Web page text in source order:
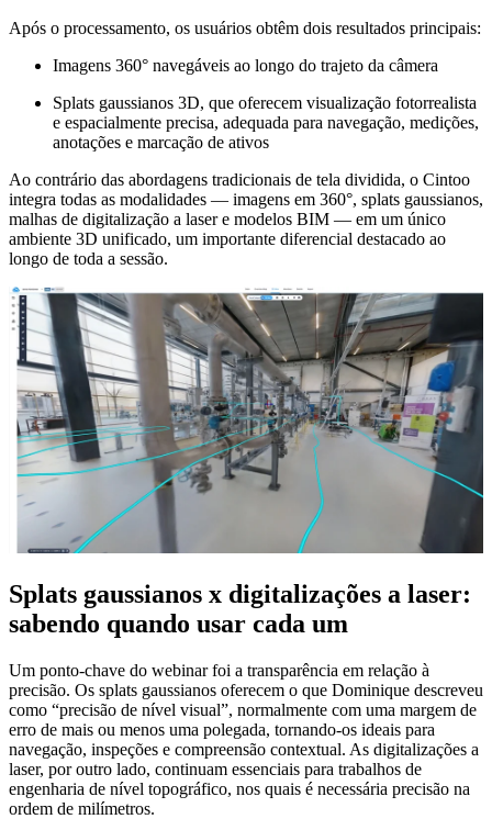
Após o processamento, os usuários obtêm dois resultados principais:
Imagens 360° navegáveis ao longo do trajeto da câmera
Splats gaussianos 3D, que oferecem visualização fotorrealista
e espacialmente precisa, adequada para navegação, medições,
anotações e marcação de ativos
Ao contrário das abordagens tradicionais de tela dividida, o Cintoo
integra todas as modalidades — imagens em 360°, splats gaussianos,
malhas de digitalização a laser e modelos BIM — em um único
ambiente 3D unificado, um importante diferencial destacado ao
longo de toda a sessão.
Splats gaussianos x digitalizações a laser:
sabendo quando usar cada um
Um ponto-chave do webinar foi a transparência em relação à
precisão. Os splats gaussianos oferecem o que Dominique descreveu
como “precisão de nível visual”, normalmente com uma margem de
erro de mais ou menos uma polegada, tornando-os ideais para
navegação, inspeções e compreensão contextual. As digitalizações a
laser, por outro lado, continuam essenciais para trabalhos de
engenharia de nível topográfico, nos quais é necessária precisão na
ordem de milímetros.